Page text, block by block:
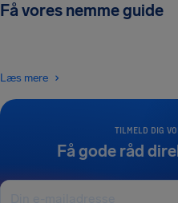
TILMELD DIG
Få gode råd
Få vores nemme guide
Læs mere